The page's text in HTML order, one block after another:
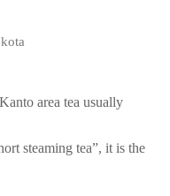
area tea usually
steaming tea”, it is the